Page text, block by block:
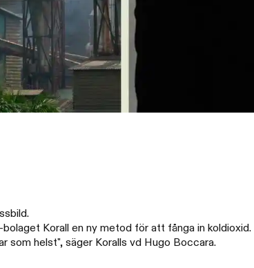
Korall en ny metod för att fånga in
som helst", säger Koralls vd Hugo Boccara.